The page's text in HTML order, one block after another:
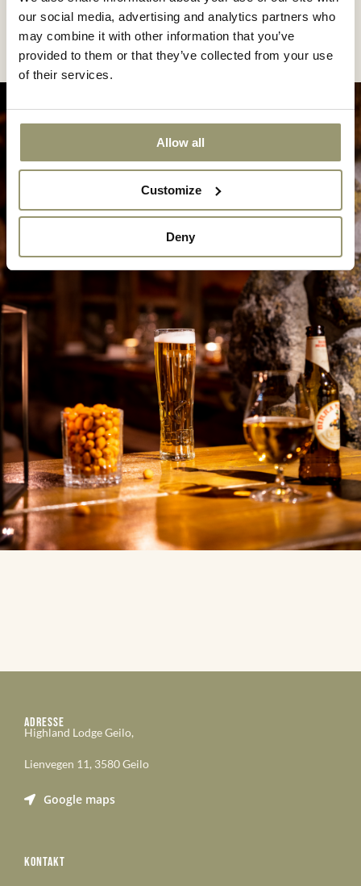
our social media, advertising and analytics partners who
may combine it with other information that you’ve
provided to them or that they’ve collected from your use
of their services.
Allow all
Customize
Deny
ADRESSE
Highland Lodge Geilo,
Lienvegen 11, 3580 Geilo
Google maps
KONTAKT